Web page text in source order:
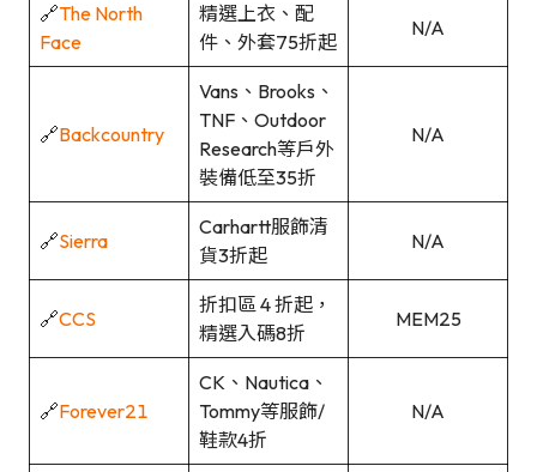
🔗The North
Face
精選上衣、配
件、外套75折起
N/A
🔗Backcountry
Vans、Brooks、
TNF、Outdoor
Research等戶外
裝備低至35折
N/A
🔗Sierra
Carhartt服飾清
貨3折起
N/A
🔗CCS
折扣區 4 折起，
精選入碼8折
MEM25
🔗Forever21
CK、Nautica、
Tommy等服飾/
鞋款4折
N/A